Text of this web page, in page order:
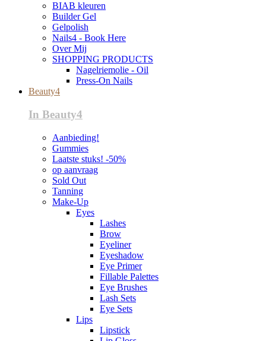
BIAB kleuren
Builder Gel
Gelpolish
Nails4 - Book Here
Over Mij
SHOPPING PRODUCTS
Nagelriemolie - Oil
Press-On Nails
Beauty4
In Beauty4
Aanbieding!
Gummies
Laatste stuks! -50%
op aanvraag
Sold Out
Tanning
Make-Up
Eyes
Lashes
Brow
Eyeliner
Eyeshadow
Eye Primer
Fillable Palettes
Eye Brushes
Lash Sets
Eye Sets
Lips
Lipstick